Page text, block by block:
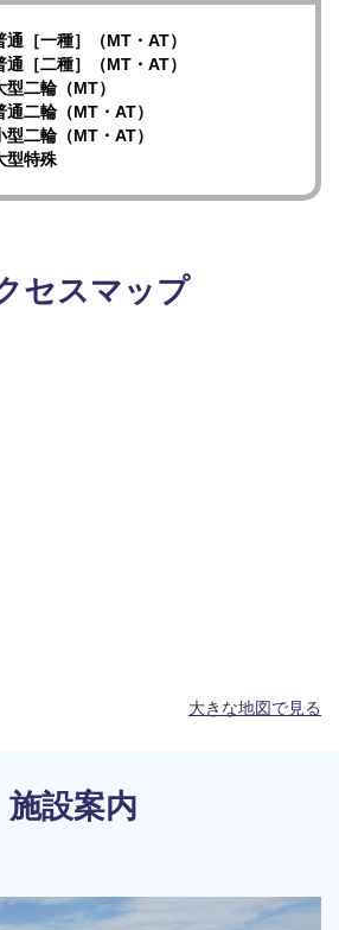
通［一種］（MT・AT）
通［二種］（MT・AT）
型二輪（MT）
通二輪（MT・AT）
型二輪（MT・AT）
型特殊
セスマップ
大きな地図で見る
施設案内